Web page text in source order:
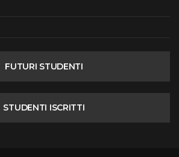
FUTURI STUDENTI
STUDENTI ISCRITTI